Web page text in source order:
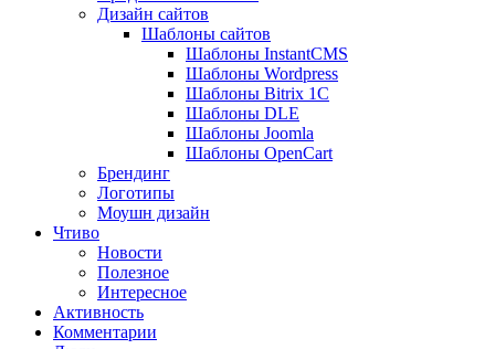
Дизайн сайтов
Шаблоны сайтов
Шаблоны InstantCMS
Шаблоны Wordpress
Шаблоны Bitrix 1C
Шаблоны DLE
Шаблоны Joomla
Шаблоны OpenCart
Брендинг
Логотипы
Моушн дизайн
Чтиво
Новости
Полезное
Интересное
Активность
Комментарии